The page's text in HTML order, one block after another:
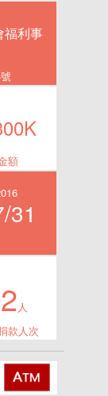
福利事
額
31
2人
款人次